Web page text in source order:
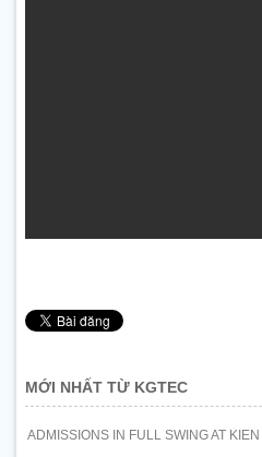
MỚI NHẤT TỪ KGTEC
ADMISSIONS IN FULL SWING AT